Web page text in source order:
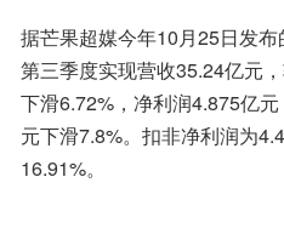
据芒果超媒今年10月25日发
第三季度实现营收35.24亿元
下滑6.72%，净利润4.875亿
元下滑7.8%。扣非净利润为
16.91%。